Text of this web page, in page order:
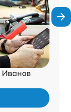
Иванов